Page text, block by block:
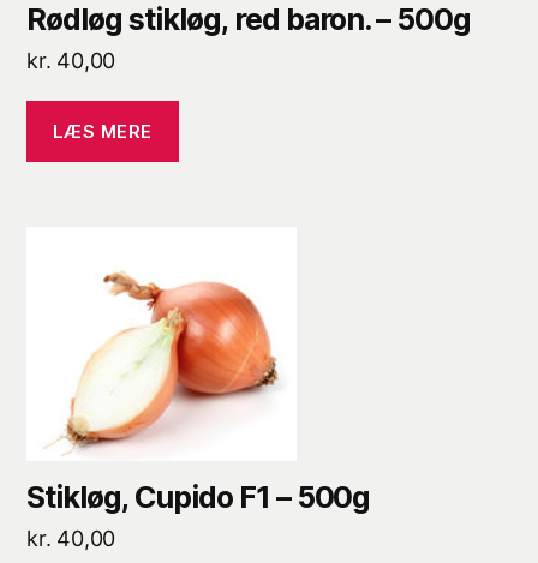
Rødløg stikløg, red baron. – 500g
kr. 40,00
LÆS MERE
Stikløg, Cupido F1 – 500g
kr. 40,00